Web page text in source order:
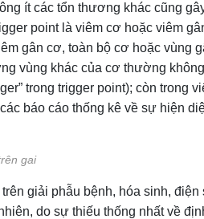
ít các tổn thương khác cũng
point là viêm cơ hoặc viêm
gân cơ, toàn bộ cơ hoặc vùng
vùng khác của cơ thường
trong trigger point); còn trong
báo cáo thống kê về sự hiện
gai
giải phẫu bệnh, hóa sinh,
do sự thiếu thống nhất về